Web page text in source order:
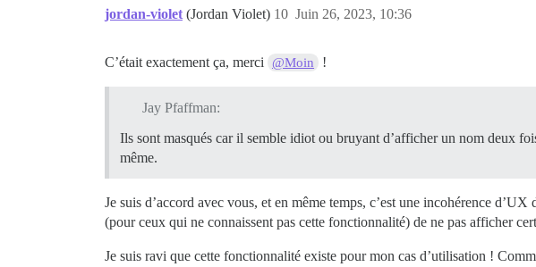
jordan-violet (Jordan Violet) Juin 26, 2023, 10:36
10
C’était exactement ça, merci @Moin !
Jay Pfaffman:
Ils sont masqués car il semble idiot ou bruyant d’afficher un nom deux
même.
Je suis d’accord avec vous, et en même temps, c’est une incohérence
(pour ceux qui ne connaissent pas cette fonctionnalité) de ne pas afficher
Je suis ravi que cette fonctionnalité existe pour mon cas d’utilisation !